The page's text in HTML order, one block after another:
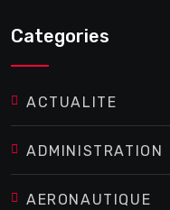
Categories
ACTUALITE
ADMINISTRATION
AERONAUTIQUE